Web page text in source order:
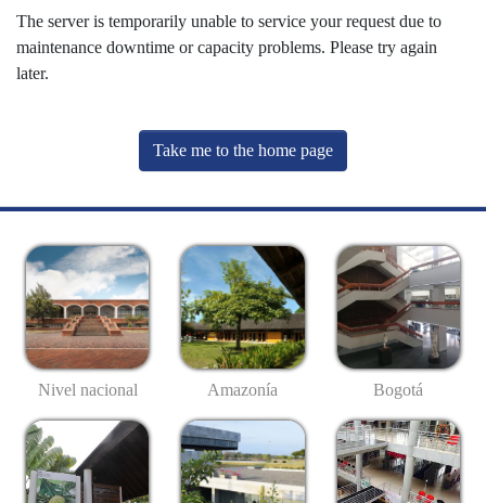
The server is temporarily unable to service your request due to
maintenance downtime or capacity problems. Please try again
later.
Take me to the home page
Nivel nacional Amazonía Bogotá